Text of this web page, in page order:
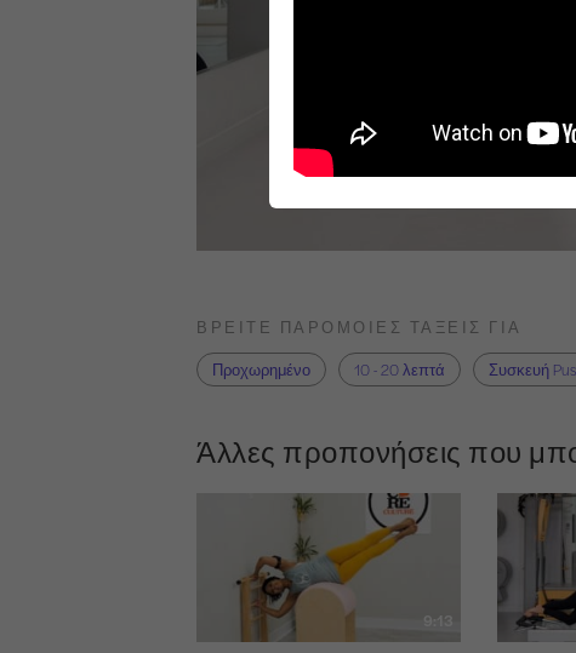
ΒΡΕΊΤΕ ΠΑΡΌΜΟΙΕΣ ΤΆΞΕΙΣ ΓΙΑ
Προχωρημένο
10 - 20 λεπτά Συσκευή
Άλλες προπονήσεις που
9:13